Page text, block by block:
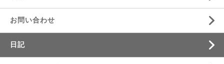
お問い合わせ
日記